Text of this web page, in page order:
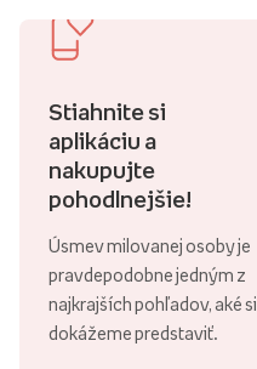
Stiahnite si
aplikáciu a
nakupujte
pohodlnejšie!
Úsmev milovanej osoby je
pravdepodobne jedným z
najkrajších pohľadov, aké si
dokážeme predstaviť.